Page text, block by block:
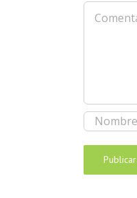
Comentar